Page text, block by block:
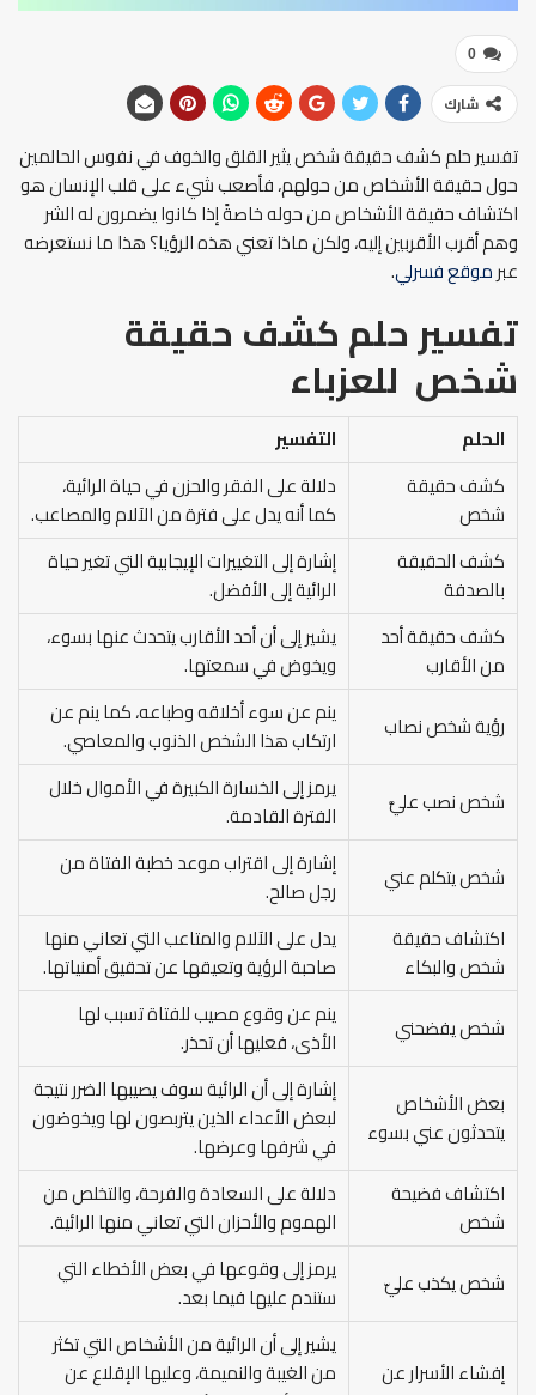
0
شارك
تفسير حلم كشف حقيقة شخص يثير القلق والخوف في نفوس الحالمين
حول حقيقة الأشخاص من حولهم، فأصعب شيء على قلب الإنسان هو
اكتشاف حقيقة الأشخاص من حوله خاصةً إذا كانوا يضمرون له الشر
وهم أقرب الأقربين إليه، ولكن ماذا تعني هذه الرؤيا؟ هذا ما نستعرضه
عبرموقع فسرلي.
تفسير حلم كشف حقيقة
شخص للعزباء
الحلم
التفسير
كشف حقيقة
شخص
دلالة على الفقر والحزن في حياة الرائية،
كما أنه يدل على فترة من الآلام والمصاعب.
كشف الحقيقة
بالصدفة
إشارة إلى التغييرات الإيجابية التي تغير حياة
الرائية إلى الأفضل.
كشف حقيقة أحد
من الأقارب
يشير إلى أن أحد الأقارب يتحدث عنها بسوء،
ويخوض في سمعتها.
رؤية شخص نصاب
ينم عن سوء أخلاقه وطباعه، كما ينم عن
ارتكاب هذا الشخص الذنوب والمعاصي.
شخص نصب عليَّ
يرمز إلى الخسارة الكبيرة في الأموال خلال
الفترة القادمة.
شخص يتكلم عني
إشارة إلى اقتراب موعد خطبة الفتاة من
رجل صالح.
اكتشاف حقيقة
شخص والبكاء
يدل على الآلام والمتاعب التي تعاني منها
صاحبة الرؤية وتعيقها عن تحقيق أمنياتها.
شخص يفضحني
ينم عن وقوع مصيب للفتاة تسبب لها
الأذى، فعليها أن تحذر.
بعض الأشخاص
يتحدثون عني بسوء
إشارة إلى أن الرائية سوف يصيبها الضرر نتيجة
لبعض الأعداء الذين يتربصون لها ويخوضون
في شرفها وعرضها.
اكتشاف فضيحة
شخص
دلالة على السعادة والفرحة، والتخلص من
الهموم والأحزان التي تعاني منها الرائية.
شخص يكذب عليّ
يرمز إلى وقوعها في بعض الأخطاء التي
ستندم عليها فيما بعد.
إفشاء الأسرار عن
يشير إلى أن الرائية من الأشخاص التي تكثر
من الغيبة والنميمة، وعليها الإقلاع عن